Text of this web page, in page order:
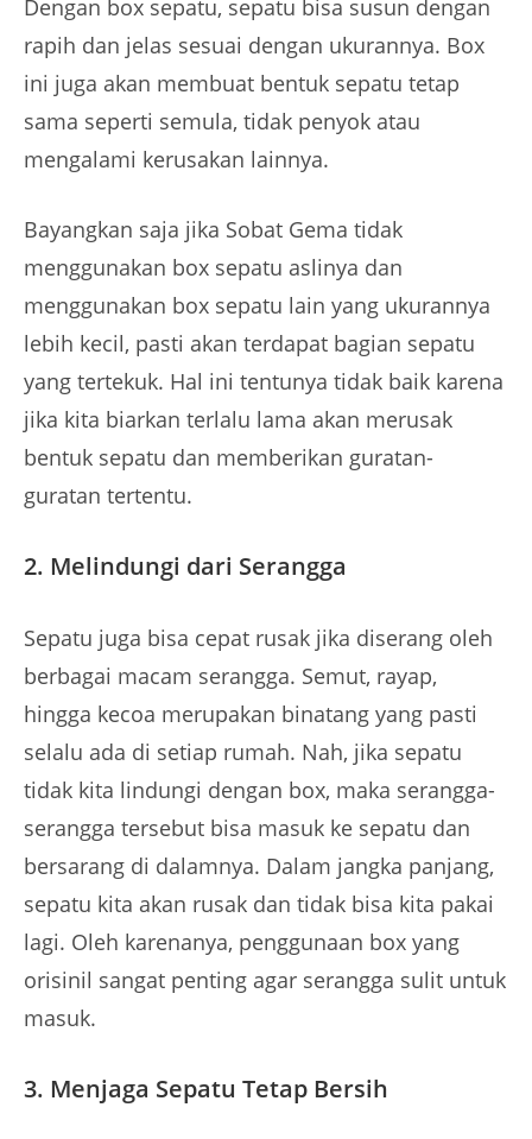
Dengan box sepatu, sepatu bisa susun dengan
rapih dan jelas sesuai dengan ukurannya. Box
ini juga akan membuat bentuk sepatu tetap
sama seperti semula, tidak penyok atau
mengalami kerusakan lainnya.
Bayangkan saja jika Sobat Gema tidak
menggunakan box sepatu aslinya dan
menggunakan box sepatu lain yang ukurannya
lebih kecil, pasti akan terdapat bagian sepatu
yang tertekuk. Hal ini tentunya tidak baik karena
jika kita biarkan terlalu lama akan merusak
bentuk sepatu dan memberikan guratan-
guratan tertentu.
2. Melindungi dari Serangga
Sepatu juga bisa cepat rusak jika diserang oleh
berbagai macam serangga. Semut, rayap,
hingga kecoa merupakan binatang yang pasti
selalu ada di setiap rumah. Nah, jika sepatu
tidak kita lindungi dengan box, maka serangga-
serangga tersebut bisa masuk ke sepatu dan
bersarang di dalamnya. Dalam jangka panjang,
sepatu kita akan rusak dan tidak bisa kita pakai
lagi. Oleh karenanya, penggunaan box yang
orisinil sangat penting agar serangga sulit untuk
masuk.
3. Menjaga Sepatu Tetap Bersih